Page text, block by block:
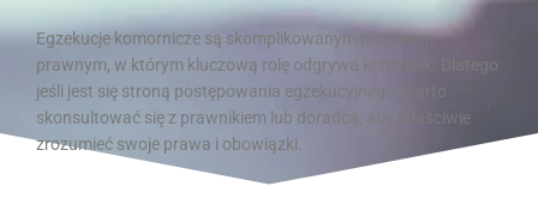
Egzekucje komornicze są skomplikowanym procesem
prawnym, w którym kluczową rolę odgrywa komornik. Dlatego
jeśli jest się stroną postępowania egzekucyjnego, warto
skonsultować się z prawnikiem lub doradcą, aby właściwie
zrozumieć swoje prawa i obowiązki.